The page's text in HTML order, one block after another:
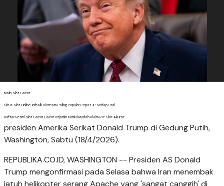
Main Slot Gacor
Situs Slot Online Terbaik Vietnam Paling Populer Cepat JP Setiap Hari
Daftar Resmi Slot Gacor Gacor Terjamin Komisi Mudah Klaim RTP Slot Akurat
presiden Amerika Serikat Donald Trump di Gedung Putih,
Washington, Sabtu (18/4/2026).
REPUBLIKA.CO.ID, WASHINGTON -- Presiden AS Donald
Trump mengonfirmasi pada Selasa bahwa Iran menembak